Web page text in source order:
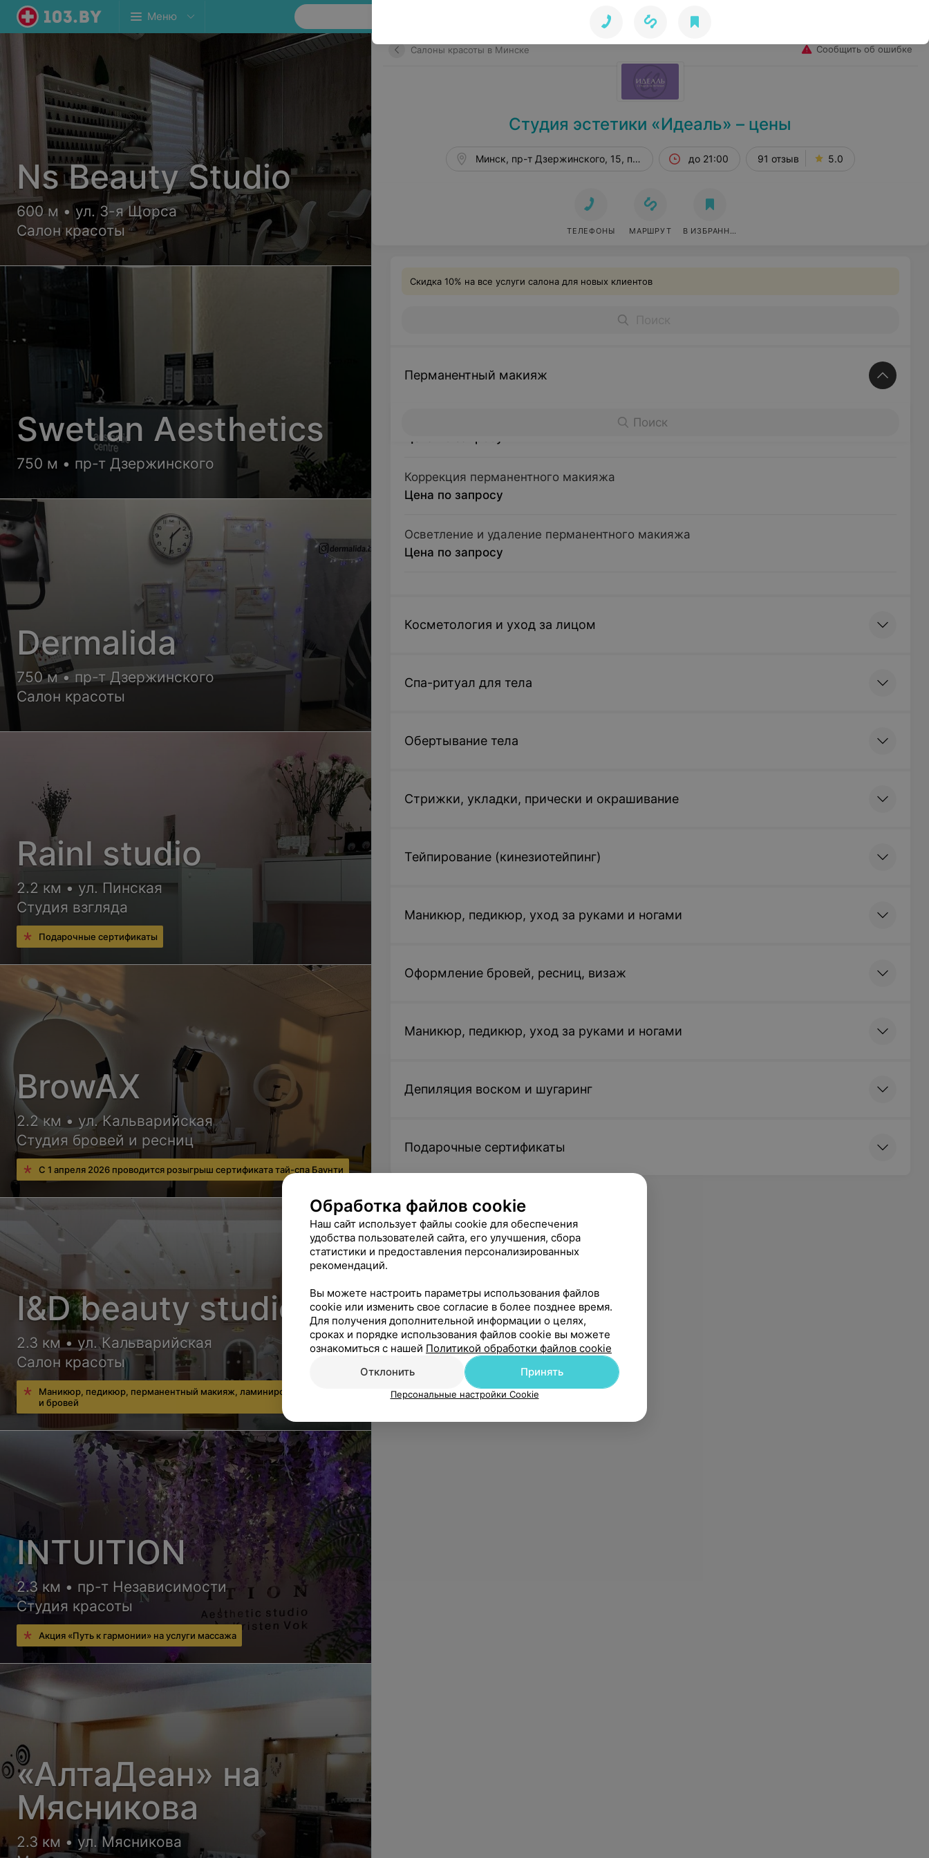
Меню
Салоны красоты в Минске Сообщить об ошибке
Студия эстетики «Идеаль» – цены
Минск, пр-т Дзержинского, 15, пом. 860 до 21:00 91 отзыв 5.0
ТЕЛЕФОНЫ МАРШРУТ В ИЗБРАННОЕ
Скидка 10% на все услуги салона для новых клиентов
Перманентный макияж
Поиск
Перманентный макияж бровей, губ, век
Коррекция перманентного макияжа
Цена по запросу
Осветление и удаление перманентного макияжа
Цена по запросу
Косметология и уход за лицом
Спа-ритуал для тела
Обертывание тела
Стрижки, укладки, прически и окрашивание
Тейпирование (кинезиотейпинг)
Маникюр, педикюр, уход за руками и ногами
Оформление бровей, ресниц, визаж
Маникюр, педикюр, уход за руками и ногами
Депиляция воском и шугаринг
Подарочные сертификаты
Ns Beauty Studio
600 м • ул. 3-я Щорса
Салон красоты
Swetlan Aesthetics
750 м • пр-т Дзержинского
Dermalida
750 м • пр-т Дзержинского
Салон красоты
Rainl studio
2.2 км • ул. Пинская
Студия взгляда
Подарочные сертификаты
BrowAX
2.2 км • ул. Кальварийская
Студия бровей и ресниц
С 1 апреля 2026 проводится розыгрыш сертификата тай-спа Баунти
I&D beauty studio
2.3 км • ул. Кальварийская
Салон красоты
Маникюр, педикюр, перманентный макияж, ламинирование ресниц
и бровей
INTUITION
2.3 км • пр-т Независимости
Студия красоты
Акция «Путь к гармонии» на услуги массажа
«АлтаДеан» на
Мясникова
2.3 км • ул. Мясникова
Обработка файлов cookie
Наш сайт использует файлы cookie для обеспечения
удобства пользователей сайта, его улучшения, сбора
статистики и предоставления персонализированных
рекомендаций.
Вы можете настроить параметры использования файлов
cookie или изменить свое согласие в более позднее время.
Для получения дополнительной информации о целях,
сроках и порядке использования файлов cookie вы можете
ознакомиться с нашей Политикой обработки файлов cookie
Отклонить
Принять
Персональные настройки Cookie